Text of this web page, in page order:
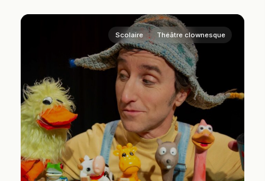
Scolaire Théâtre clownesque